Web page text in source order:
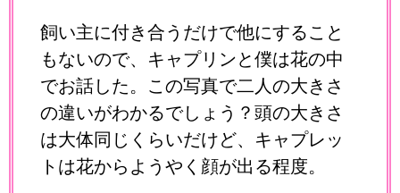
飼い主に付き合うだけで他にすること
もないので、キャプリンと僕は花の中
でお話した。この写真で二人の大きさ
の違いがわかるでしょう？頭の大きさ
は大体同じくらいだけど、キャプレッ
トは花からようやく顔が出る程度。